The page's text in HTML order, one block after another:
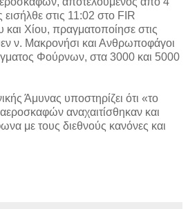
στις 11:02 στο FIR
Χίου, πραγματοποίησε στις
ν. Μακρονήσι και Ανθρωποφάγοι
Φούρνων, στα 3000 και 5000
Άμυνας υποστηρίζει ότι «το
αναχαιτίσθηκαν και
με τους διεθνούς κανόνες και